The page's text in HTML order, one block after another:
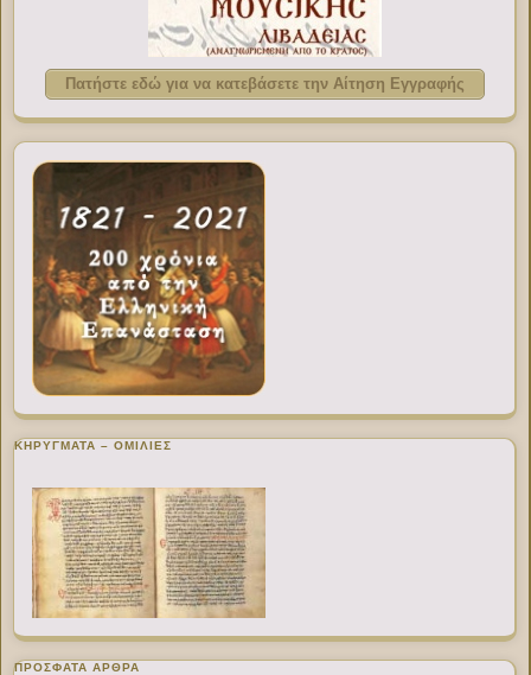
Πατήστε εδώ για να κατεβάσετε την Αίτηση Εγγραφής
ΚΗΡΥΓΜΑΤΑ – ΟΜΙΛΙΕΣ
ΠΡΌΣΦΑΤΑ ΆΡΘΡΑ